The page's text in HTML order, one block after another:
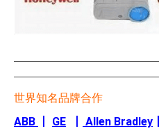
世界知名品牌合作
ABB GE Allen Bradley